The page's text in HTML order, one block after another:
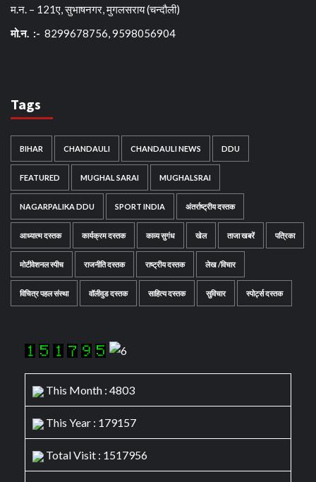
म.न. – 121ए, सुभाषनगर, मुगलसराय (चन्दौली)
मो.न. :- 8299678756, 9598056904
Tags
BIHAR CHANDAULI CHANDAULI NEWS DDU
FEATURED MUGHAL SARAI MUGHALSRAI
NAGARPALIKA DDU SPORT INDIA अंतर्राष्ट्रीय दस्तक
आध्यात्म दस्तक कार्यक्रम दस्तक काव्य सुगंध खेल ताजा खबरें पत्रिका
मोटीवेशनल स्पीच राजनीति दस्तक राष्ट्रीय दस्तक लेख /विचार
विचित्र पहल संस्था वॉलीवुड दस्तक साहित्य दस्तक सुविचार स्पोर्ट्स दस्तक
This Month : 4803
This Year : 179157
Total Visit : 1517956